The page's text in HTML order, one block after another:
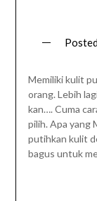
Memiliki kulit
orang. Lebih
kan…. Cuma
pilih. Apa yang
putihkan kulit
bagus untuk